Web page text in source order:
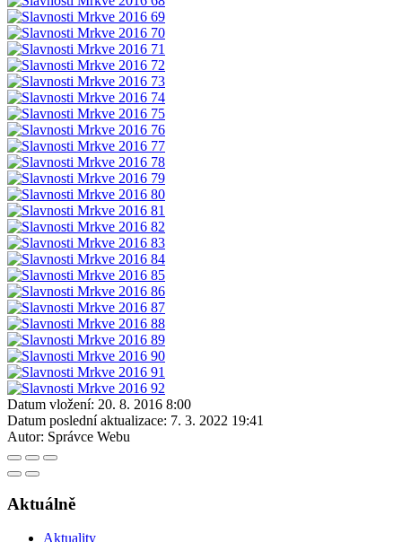
Datum vložení: 20. 8. 2016 8:00
Datum poslední aktualizace: 7. 3. 2022 19:41
Autor: Správce Webu
Aktuálně
Aktuality